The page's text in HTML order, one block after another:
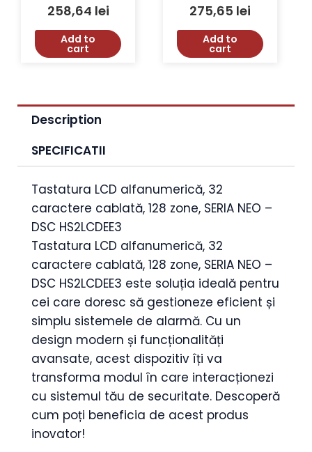
Zone, 433/868 MHz,
Raza 60 m, Alb
258,64 lei
Add to
cart
Ingropat 433/868 MHz
RF 40 m Monitorizare
275,65 lei
Add to
cart
Description
SPECIFICATII
Tastatura LCD alfanumerică, 32
caractere cablată, 128 zone, SERIA NEO –
DSC HS2LCDEE3
Tastatura LCD alfanumerică, 32
caractere cablată, 128 zone, SERIA NEO –
DSC HS2LCDEE3 este soluția ideală pentru
cei care doresc să gestioneze eficient și
simplu sistemele de alarmă. Cu un
design modern și funcționalități
avansate, acest dispozitiv îți va
transforma modul în care interacționezi
cu sistemul tău de securitate. Descoperă
cum poți beneficia de acest produs
inovator!